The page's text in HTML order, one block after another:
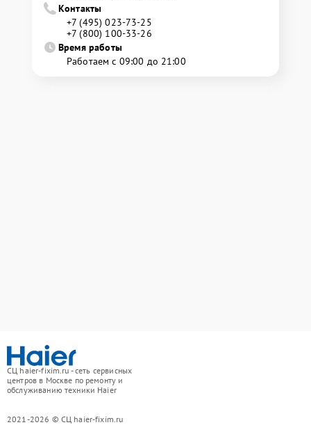
Контакты
+7 (495) 023-73-25
+7 (800) 100-33-26
Время работы
Работаем с 09:00 до 21:00
СЦ haier-fixim.ru - сеть сервисных
центров в Москве по ремонту и
обслуживанию техники Haier
2021-2026 © СЦ haier-fixim.ru